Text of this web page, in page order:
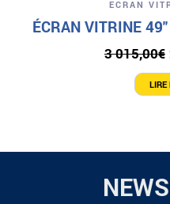
ECRAN
ÉCRAN VITRINE
3 015,00€
LIRE